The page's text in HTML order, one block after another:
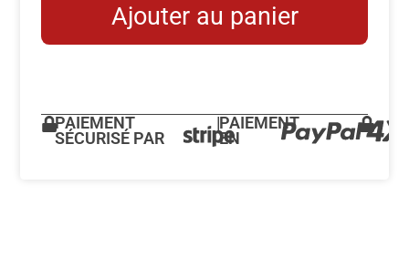
Ajouter au panier
PAIEMENT
SÉCURISÉ PAR
|PAIEMENT
EN